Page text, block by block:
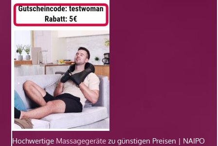
Hochwertige Massagegeräte zu günstigen Preisen | NAIPO